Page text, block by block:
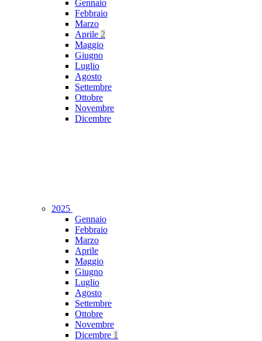
Gennaio
Febbraio
Marzo
Aprile 2
Maggio
Giugno
Luglio
Agosto
Settembre
Ottobre
Novembre
Dicembre
2025
Gennaio
Febbraio
Marzo
Aprile
Maggio
Giugno
Luglio
Agosto
Settembre
Ottobre
Novembre
Dicembre 1